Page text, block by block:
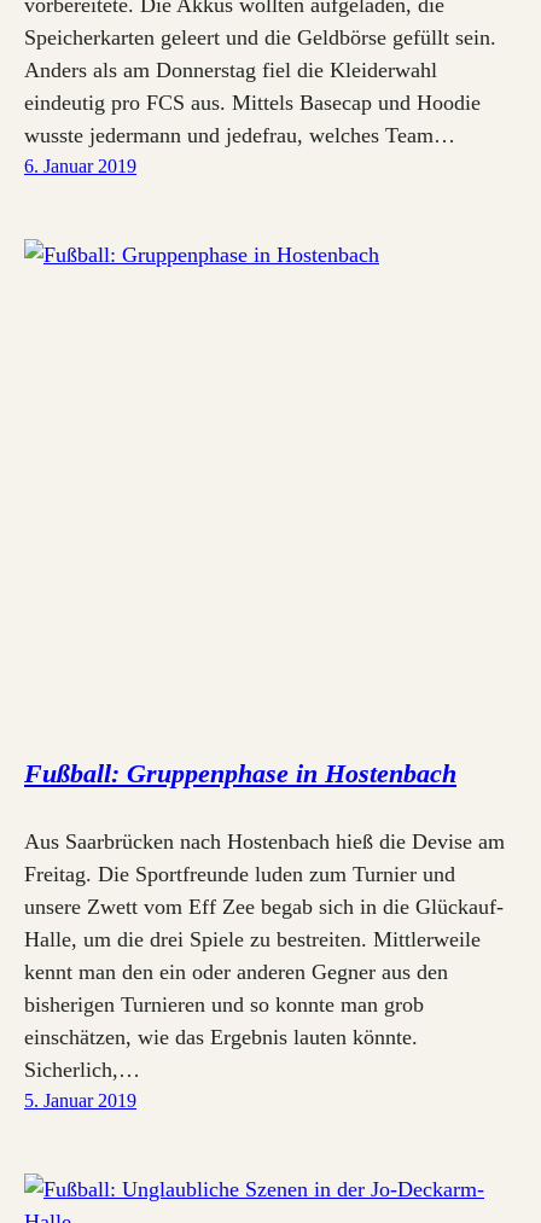
vorbereitete. Die Akkus wollten aufgeladen, die
Speicherkarten geleert und die Geldbörse gefüllt sein.
Anders als am Donnerstag fiel die Kleiderwahl
eindeutig pro FCS aus. Mittels Basecap und Hoodie
wusste jedermann und jedefrau, welches Team…
6. Januar 2019
Fußball: Gruppenphase in Hostenbach
Aus Saarbrücken nach Hostenbach hieß die Devise am
Freitag. Die Sportfreunde luden zum Turnier und
unsere Zwett vom Eff Zee begab sich in die Glückauf-
Halle, um die drei Spiele zu bestreiten. Mittlerweile
kennt man den ein oder anderen Gegner aus den
bisherigen Turnieren und so konnte man grob
einschätzen, wie das Ergebnis lauten könnte.
Sicherlich,…
5. Januar 2019